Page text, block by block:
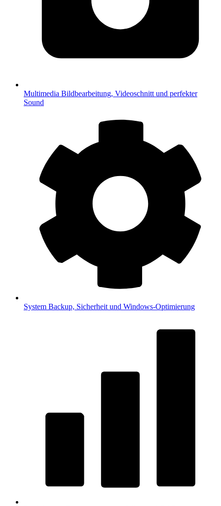
Multimedia Bildbearbeitung, Videoschnitt und perfekter
Sound
System Backup, Sicherheit und Windows-Optimierung